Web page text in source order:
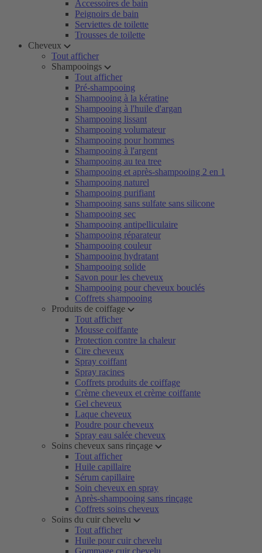
Accessoires de bain
Peignoirs de bain
Serviettes de toilette
Trousses de toilette
Cheveux
Tout afficher
Shampooings
Tout afficher
Pré-shampooing
Shampooing à la kératine
Shampooing à l'huile d'argan
Shampooing lissant
Shampooing volumateur
Shampooing pour hommes
Shampooing à l'argent
Shampooing au tea tree
Shampooing et après-shampooing 2 en 1
Shampooing naturel
Shampooing purifiant
Shampooing sans sulfate sans silicone
Shampooing sec
Shampooing antipelliculaire
Shampooing réparateur
Shampooing couleur
Shampooing hydratant
Shampooing solide
Savon pour les cheveux
Shampooing pour cheveux bouclés
Coffrets shampooing
Produits de coiffage
Tout afficher
Mousse coiffante
Protection contre la chaleur
Cire cheveux
Spray coiffant
Spray racines
Coffrets produits de coiffage
Crème cheveux et crème coiffante
Gel cheveux
Laque cheveux
Poudre pour cheveux
Spray eau salée cheveux
Soins cheveux sans rinçage
Tout afficher
Huile capillaire
Sérum capillaire
Soin cheveux en spray
Après-shampooing sans rinçage
Coffrets soins cheveux
Soins du cuir chevelu
Tout afficher
Huile pour cuir chevelu
Gommage cuir chevelu